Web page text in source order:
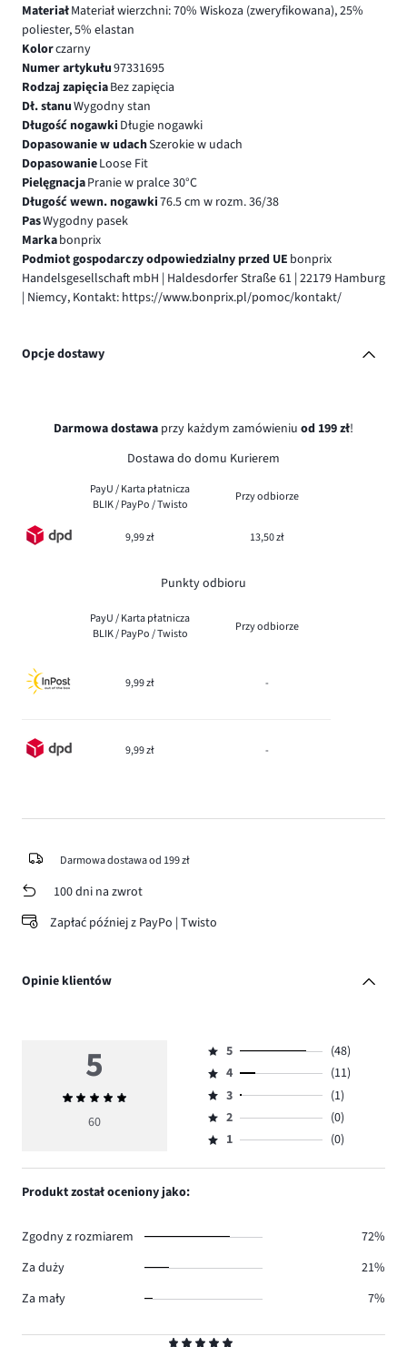
MateriałMateriał wierzchni: 70% Wiskoza (zweryfikowana), 25%
poliester, 5% elastan
Kolorczarny
Numer artykułu97331695
Rodzaj zapięciaBez zapięcia
Dł. stanuWygodny stan
Długość nogawki Długie nogawki
Dopasowanie w udachSzerokie w udach
DopasowanieLoose Fit
PielęgnacjaPranie w pralce 30°C
Długość wewn. nogawki76.5 cm w rozm. 36/38
PasWygodny pasek
Markabonprix
Podmiot gospodarczy odpowiedzialny przed UE bonprix
Handelsgesellschaft mbH | Haldesdorfer Straße 61 | 22179 Hamburg
| Niemcy, Kontakt: https://www.bonprix.pl/pomoc/kontakt/
Opcje dostawy
Darmowa dostawa przy każdym zamówieniu od 199 zł!
Dostawa do domu Kurierem
PayU / Karta płatnicza
BLIK / PayPo / Twisto
Przy odbiorze
9,99 zł 13,50 zł
Punkty odbioru
PayU / Karta płatnicza
BLIK / PayPo / Twisto
Przy odbiorze
9,99 zł -
9,99 zł -
Darmowa dostawa od 199 zł
100 dni na zwrot
Zapłać później z PayPo | Twisto
Opinie klientów
5
Średnia
ocena
60
Ocena
5,
ilość
głosów
48.
5
(48)
Ocena
4,
ilość
głosów
4
(11)
Ocena
3,
ilość
3
(1)
Ocena
2,
2
(0)
Ocena
1,
1 (0)
Produkt został oceniony jako:
Zgodny z rozmiarem
72%
Za duży
21%
Za mały
7%